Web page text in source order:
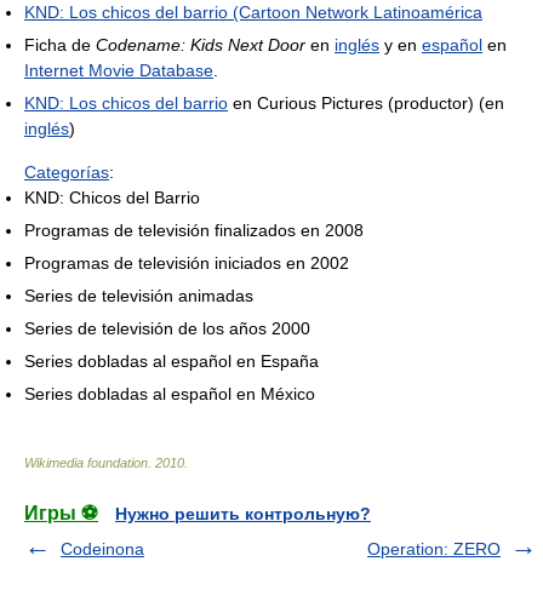
KND: Los chicos del barrio (Cartoon Network Latinoamérica
Ficha de Codename: Kids Next Door en inglés y en español en
Internet Movie Database
KND: Los chicos del barrio en Curious Pictures (productor) (en
inglés)
Categorías:
KND: Chicos del Barrio
Programas de televisión finalizados en 2008
Programas de televisión iniciados en 2002
Series de televisión animadas
Series de televisión de los años 2000
Series dobladas al español en España
Series dobladas al español en México
Wikimedia foundation 2010
Игры ⚽
Нужно решить контрольную?
Codeinona
Operation: ZERO